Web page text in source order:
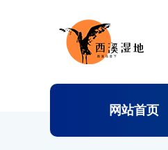
网站首页